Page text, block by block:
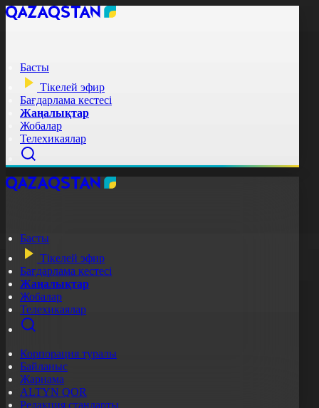
Басты
Тікелей эфир
Бағдарлама кестесі
Жаңалықтар
Жобалар
Телехикаялар
Басты
Тікелей эфир
Бағдарлама кестесі
Жаңалықтар
Жобалар
Телехикаялар
Корпорация туралы
Байланыс
Жарнама
ALTYN QOR
Редакция стандарты